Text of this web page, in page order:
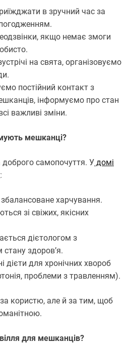
в зручний час за
якщо немає змоги
на свята, організовуємо
постійний контакт з
інформуємо про стан
важливі зміни.
мешканці?
самопочуття. У домі
:
збалансоване харчування.
зі свіжих, якісних
дієтологом з
здоров’я.
дієти для хронічних хвороб
проблеми з травленням).
користю, але й за тим, щоб
для мешканців?